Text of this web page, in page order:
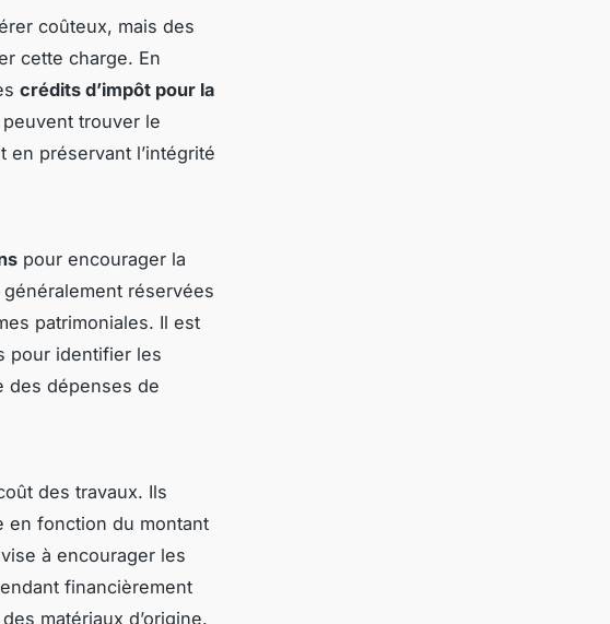
coûteux, mais des
cette charge. En
crédits d’impôt pour la
trouver le
préservant l’intégrité
pour encourager la
réservées
patrimoniales. Il est
pour identifier les
des dépenses de
des travaux. Ils
en fonction du montant
à encourager les
financièrement
matériaux d’origine.